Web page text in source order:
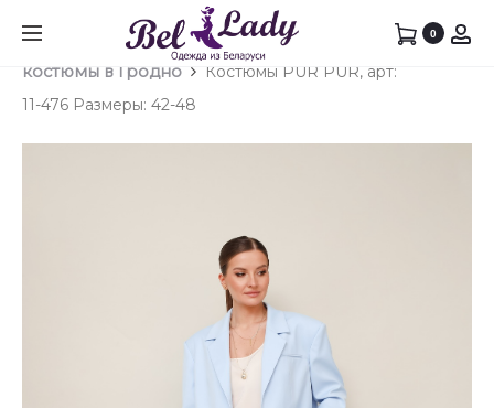
0
Главная Брючный костюм
Брючные
костюмы в Гродно
Костюмы PUR PUR, арт:
11-476 Размеры: 42-48